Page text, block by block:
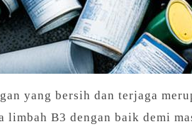
yang bersih dan terjaga
limbah B3 dengan baik demi